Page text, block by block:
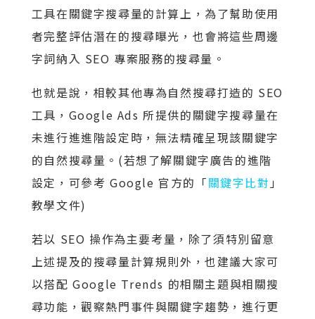
工具在關鍵字搜尋量的計算上，為了幫助使用
者完整評估潛在的搜尋曝光，也會將這些周邊
字詞納入 SEO 專案服務的搜尋量。
也就是說，相較其他專為自然搜尋打造的 SEO
工具，Google Ads 所提供的關鍵字搜尋量在
未進行進進階設定時，無法精確呈現該關鍵字
的自然搜尋量。(若想了解關鍵字廣告的進階
設定，可參考 Google 官方的「關鍵字比對 」
教學文件)
若以 SEO 操作為主要考量，除了須特別留意
上述提及的搜尋量計算規則外，也建議大家可
以搭配 Google Trends 的相關主題與相關搜
尋功能，觀察熱門事件與關鍵字趨勢，進行更